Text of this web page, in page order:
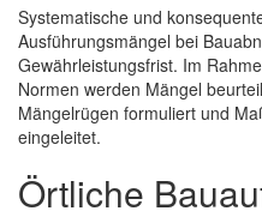
Systematische und
Ausführungsmängel bei
Gewährleistungsfrist. Im
Normen werden Mängel
Mängelrügen formuliert und
eingeleitet.
Örtliche